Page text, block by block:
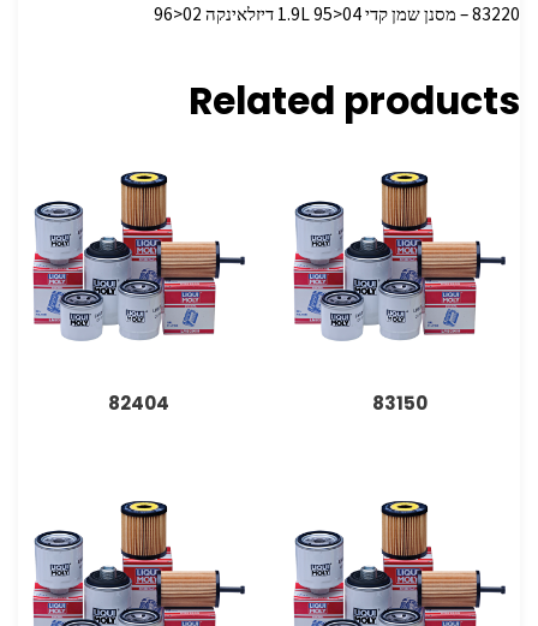
83220 – מסנן שמן קדי 1.9L 95>04 דיזלאינקה 02<96
Related products
83150
82404